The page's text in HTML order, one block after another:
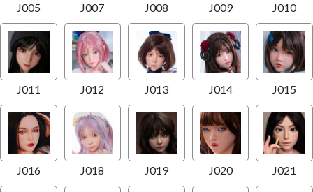
J005 J007 J008 J009 J010
J011 J012 J013 J014 J015
J016 J018 J019 J020 J021